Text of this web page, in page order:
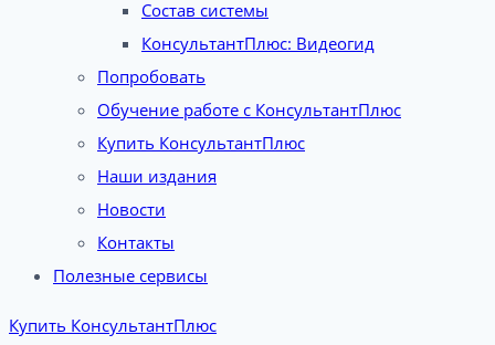
Состав системы
КонсультантПлюс: Видеогид
Попробовать
Обучение работе с КонсультантПлюс
Купить КонсультантПлюс
Наши издания
Новости
Контакты
Полезные сервисы
Купить КонсультантПлюс